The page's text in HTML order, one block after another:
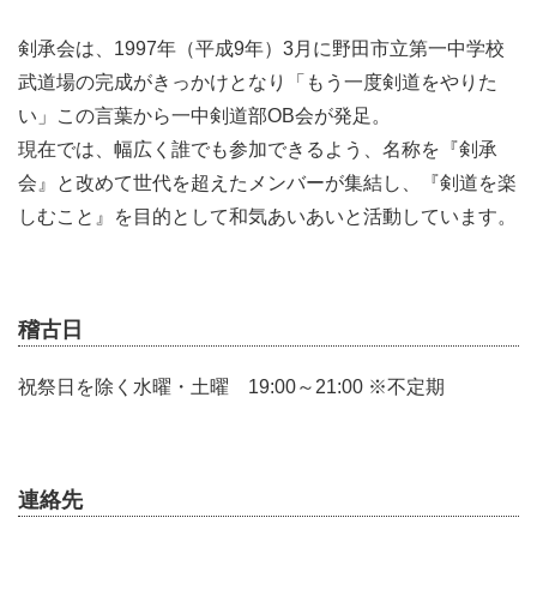
剣承会は、1997年（平成9年）3月に野田市立第一中学校
武道場の完成がきっかけとなり「もう一度剣道をやりた
い」この言葉から一中剣道部OB会が発足。
現在では、幅広く誰でも参加できるよう、名称を『剣承
会』と改めて世代を超えたメンバーが集結し、『剣道を楽
しむこと』を目的として和気あいあいと活動しています。
稽古日
祝祭日を除く水曜・土曜 19:00～21:00 ※不定期
連絡先